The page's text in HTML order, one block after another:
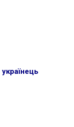
українець